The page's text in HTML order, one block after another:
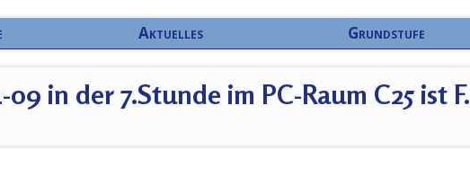
Aktuelles Grundstufe
09 in der 7.Stunde im PC-Raum C25 ist F.